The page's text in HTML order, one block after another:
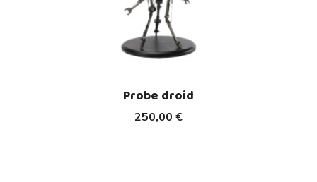
250,00 €
Probe droid